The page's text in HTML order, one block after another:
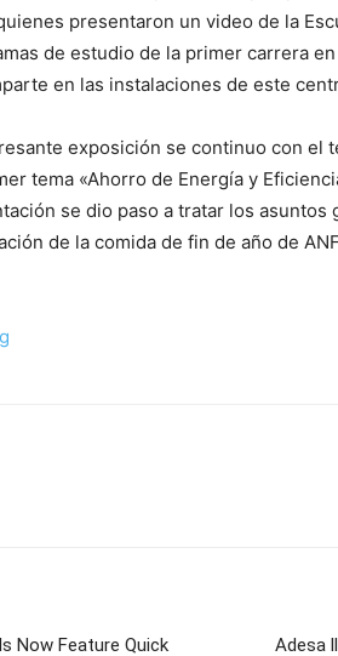
presentaron un video de la
de estudio de la primer carrera
en las instalaciones de este
exposición se continuo con el
tema «Ahorro de Energía y
se dio paso a tratar los asuntos
de la comida de fin de año de
Now Feature Quick
Adesa